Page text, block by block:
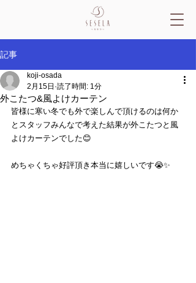
記事
外こたつ&風よけカーテン
koji-osada
2月15日 読了時間: 1分
皆様に寒い冬でも外で楽しんで頂けるのは何か
とスタッフみんなで考えた結果が外こたつと風
よけカーテンでした😊
めちゃくちゃ好評頂き本当に嬉しいです😭✨